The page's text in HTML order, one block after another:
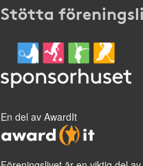
Stötta
En del av AwardIt